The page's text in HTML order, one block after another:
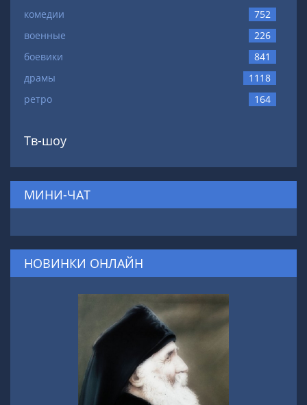
комедии
752
военные
226
боевики
841
драмы
1118
ретро
164
Тв-шоу
МИНИ-ЧАТ
НОВИНКИ ОНЛАЙН